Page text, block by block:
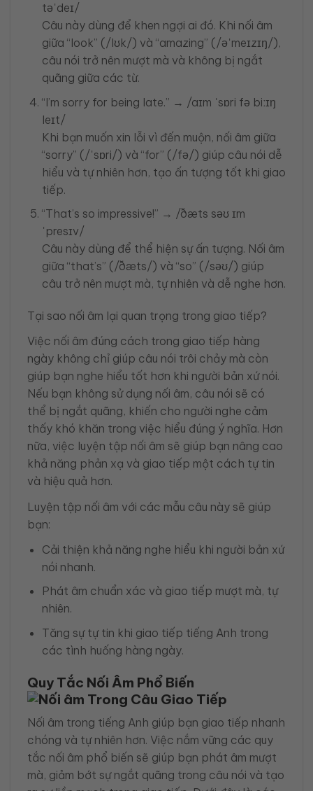
təˈdeɪ/
Câu này dùng để khen ngợi ai đó. Khi nối âm
giữa “look” (/lʊk/) và “amazing” (/əˈmeɪzɪŋ/),
câu nói trở nên mượt mà và không bị ngắt
quãng giữa các từ.
“I’m sorry for being late.” → /aɪm ˈsɒri fə biːɪŋ
leɪt/
Khi bạn muốn xin lỗi vì đến muộn, nối âm giữa
“sorry” (/ˈsɒri/) và “for” (/fə/) giúp câu nói dễ
hiểu và tự nhiên hơn, tạo ấn tượng tốt khi giao
tiếp.
“That’s so impressive!” → /ðæts səʊ ɪm
ˈpresɪv/
Câu này dùng để thể hiện sự ấn tượng. Nối âm
giữa “that’s” (/ðæts/) và “so” (/səʊ/) giúp
câu trở nên mượt mà, tự nhiên và dễ nghe hơn.
Tại sao nối âm lại quan trọng trong giao tiếp?
Việc nối âm đúng cách trong giao tiếp hàng
ngày không chỉ giúp câu nói trôi chảy mà còn
giúp bạn nghe hiểu tốt hơn khi người bản xứ nói.
Nếu bạn không sử dụng nối âm, câu nói sẽ có
thể bị ngắt quãng, khiến cho người nghe cảm
thấy khó khăn trong việc hiểu đúng ý nghĩa. Hơn
nữa, việc luyện tập nối âm sẽ giúp bạn nâng cao
khả năng phản xạ và giao tiếp một cách tự tin
và hiệu quả hơn.
Luyện tập nối âm với các mẫu câu này sẽ giúp
bạn:
Cải thiện khả năng nghe hiểu khi người bản xứ
nói nhanh.
Phát âm chuẩn xác và giao tiếp mượt mà, tự
nhiên.
Tăng sự tự tin khi giao tiếp tiếng Anh trong
các tình huống hàng ngày.
Quy Tắc Nối Âm Phổ Biến
Nối âm trong tiếng Anh giúp bạn giao tiếp nhanh
chóng và tự nhiên hơn. Việc nắm vững các quy
tắc nối âm phổ biến sẽ giúp bạn phát âm mượt
mà, giảm bớt sự ngắt quãng trong câu nói và tạo